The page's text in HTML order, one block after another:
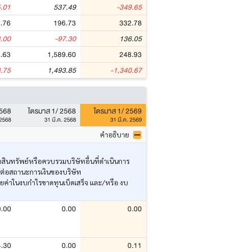
537.49 -349.65
196.73 332.78
-97.30 136.05
1,589.60 248.93
1,493.85 -1,340.67
ไตรมาส 1/ 2568
31 มี.ค. 2568
ไตรมาส 1/ 2569
31 มี.ค. 2569
คำอธิบาย
สินทรัพย์หรือควบรวมบริษัทอื่นที่ดำเนินการ
สถานะการเงินของบริษัท
ในงบกำไรขาดทุนเบ็ดเสร็จ และ/หรือ งบ
0.00 0.00
0.00 0.11